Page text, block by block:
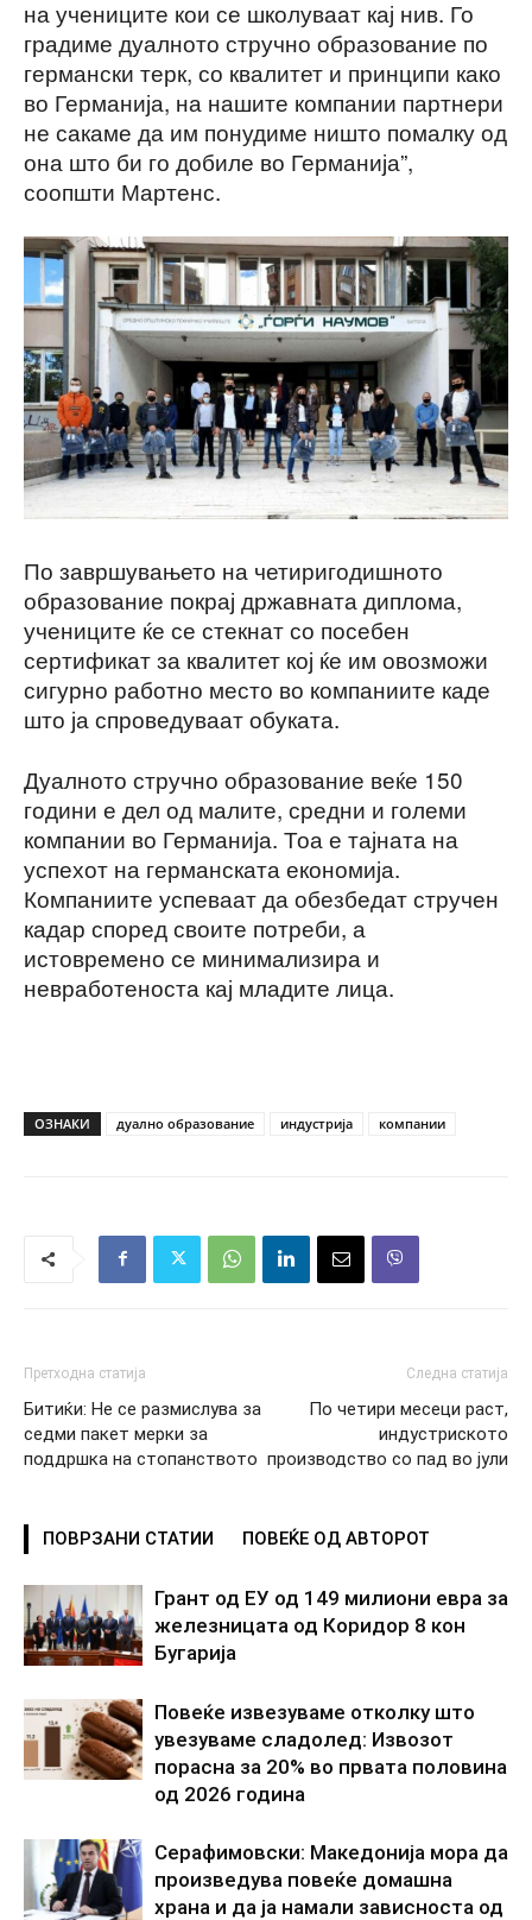
на учениците кои се школуваат кај нив. Го
градиме дуалното стручно образование по
германски терк, со квалитет и принципи како
во Германија, на нашите компании партнери
не сакаме да им понудиме ништо помалку од
она што би го добиле во Германија”,
соопшти Мартенс.
По завршувањето на четиригодишното
образование покрај државната диплома,
учениците ќе се стекнат со посебен
сертификат за квалитет кој ќе им овозможи
сигурно работно место во компаниите каде
што ја спроведуваат обуката.
Дуалното стручно образование веќе 150
години е дел од малите, средни и големи
компании во Германија. Тоа е тајната на
успехот на германската економија.
Компаниите успеваат да обезбедат стручен
кадар според своите потреби, а
истовремено се минимализира и
невработеноста кај младите лица.
ОЗНАКИ дуално образование индустрија компании
Претходна статија
Битиќи: Не се размислува за
седми пакет мерки за
поддршка на стопанството
Следна статија
По четири месеци раст,
индустриското
производство со пад во јули
ПОВРЗАНИ СТАТИИ ПОВЕЌЕ ОД АВТОРОТ
Грант од ЕУ од 149 милиони евра за
железницата од Коридор 8 кон
Бугарија
Повеќе извезуваме отколку што
увезуваме сладолед: Извозот
порасна за 20% во првата половина
од 2026 година
Серафимовски: Македонија мора да
произведува повеќе домашна
храна и да ја намали зависноста од